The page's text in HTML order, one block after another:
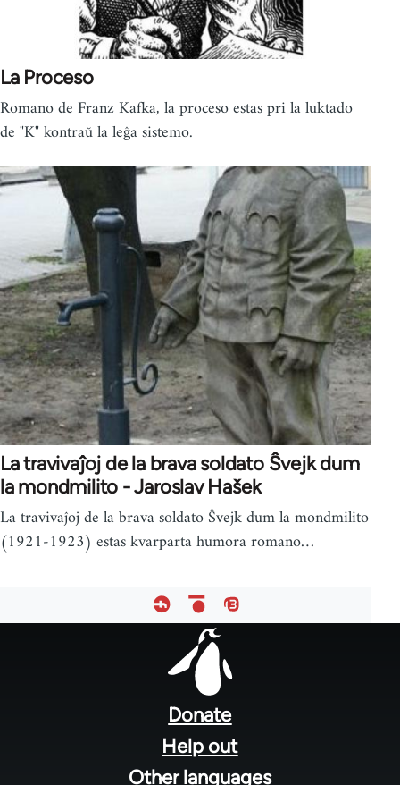
La Proceso
Romano de Franz Kafka, la proceso estas pri la luktado
de "K" kontraŭ la leĝa sistemo.
La travivaĵoj de la brava soldato Ŝvejk dum
la mondmilito - Jaroslav Hašek
La travivaĵoj de la brava soldato Ŝvejk dum la mondmilito
(1921-1923) estas kvarparta humora romano…
Donate
Help out
Other languages